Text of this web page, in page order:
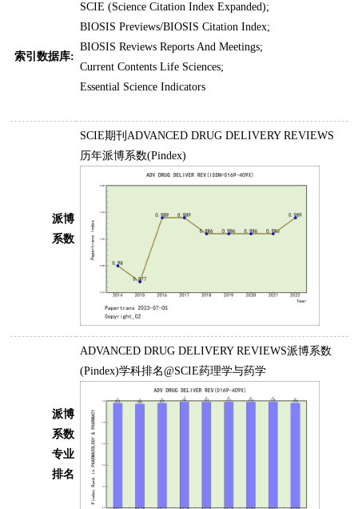
索引数据库:
SCIE (Science Citation Index Expanded);
BIOSIS Previews/BIOSIS Citation Index;
BIOSIS Reviews Reports And Meetings;
Current Contents Life Sciences;
Essential Science Indicators
派博
系数
SCIE期刊ADVANCED DRUG DELIVERY REVIEWS
历年派博系数(Pindex)
派博
系数
专业
排名
ADVANCED DRUG DELIVERY REVIEWS派博系数
(Pindex)学科排名@SCIE药理学与药学